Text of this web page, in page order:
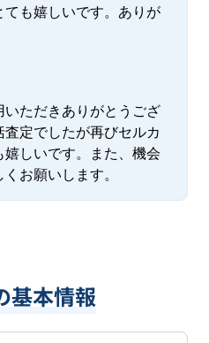
ても嬉しいです。ありが
ただきありがとうござ
定でしたが再びセルカ
しいです。また、機会
お願いします。
基本情報